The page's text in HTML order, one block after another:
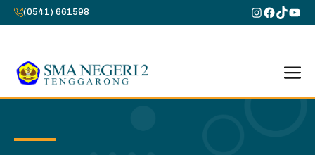
Skip
to
(0541) 661598 Instagram
TikTok